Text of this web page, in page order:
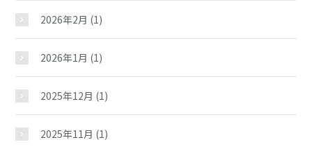
2026年2月 (1)
2026年1月 (1)
2025年12月 (1)
2025年11月 (1)